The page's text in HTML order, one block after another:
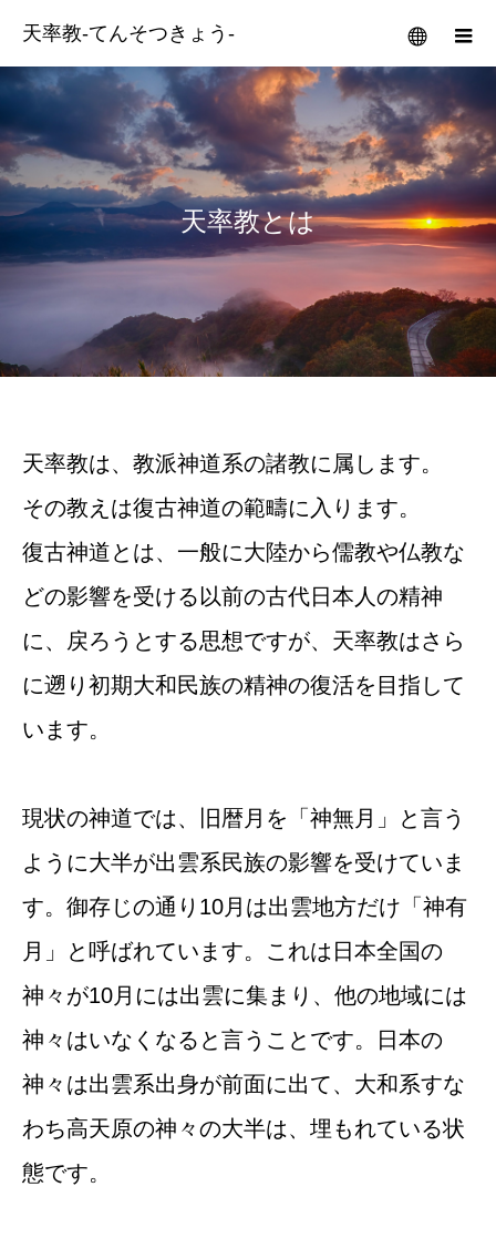
天率教-てんそつきょう- メニュー
天率教とは
天率教は、教派神道系の諸教に属します。
その教えは復古神道の範疇に入ります。
復古神道とは、一般に大陸から儒教や仏教な
どの影響を受ける以前の古代日本人の精神
に、戻ろうとする思想ですが、天率教はさら
に遡り初期大和民族の精神の復活を目指して
います。
現状の神道では、旧暦月を「神無月」と言う
ように大半が出雲系民族の影響を受けていま
す。御存じの通り10月は出雲地方だけ「神有
月」と呼ばれています。これは日本全国の
神々が10月には出雲に集まり、他の地域には
神々はいなくなると言うことです。日本の
神々は出雲系出身が前面に出て、大和系すな
わち高天原の神々の大半は、埋もれている状
態です。